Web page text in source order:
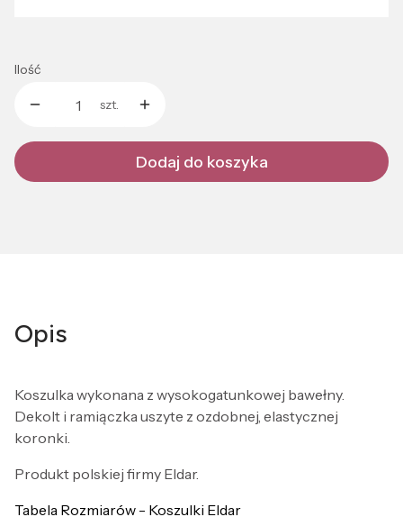
Ilość
szt.
Dodaj do koszyka
Opis
Koszulka wykonana z wysokogatunkowej bawełny.
Dekolt i ramiączka uszyte z ozdobnej, elastycznej
koronki.
Produkt polskiej firmy Eldar.
Tabela Rozmiarów - Koszulki Eldar